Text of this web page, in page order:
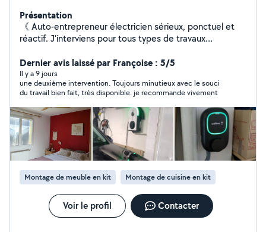
Présentation
《 Auto-entrepreneur électricien sérieux, ponctuel et
réactif. J'interviens pour tous types de travaux
interventions rapides. Dépannage électrique (coupure,
disjoncteur, panne) Remplacement et installation de
prises et interrupteurs Pose de luminaires, suspensions,
appliques, spot Installation de borne de recharge
électrique Intervention sur tableau électrique Mise en
sécurité et petites mises aux normes Travail propre,
soigné et conforme aux règles de sécurité. Je prends le
temps d'expliquer chaque intervention afin que le client
comprenne le travail effectué. Devis clair avant
intervention. Intervention rapide selon disponibilité.
Déplacements raisonnables pour garantir des prix
justes. Votre satisfaction est ma priorite.》
Dernier avis laissé par Françoise : 5/5
Il y a 9 jours
une deuxième intervention. Toujours minutieux avec le souci
du travail bien fait, très disponible. je recommande vivement
Montage de meuble en kit Montage de cuisine en kit
Voir le profil Contacter